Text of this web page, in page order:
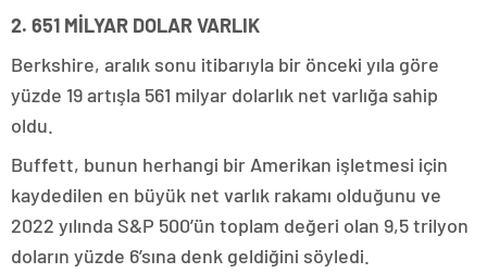
2. 651 MİLYAR DOLAR VARLIK
Berkshire, aralık sonu itibarıyla bir önceki yıla göre
yüzde 19 artışla 561 milyar dolarlık net varlığa sahip
oldu.
Buffett, bunun herhangi bir Amerikan işletmesi için
kaydedilen en büyük net varlık rakamı olduğunu ve
2022 yılında S&P 500’ün toplam değeri olan 9,5 trilyon
doların yüzde 6’sına denk geldiğini söyledi.